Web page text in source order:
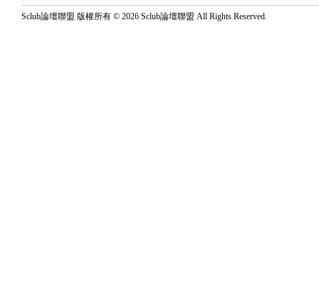
Sclub論壇聯盟 版權所有 © 2026 Sclub論壇聯盟 All Rights Reserved.